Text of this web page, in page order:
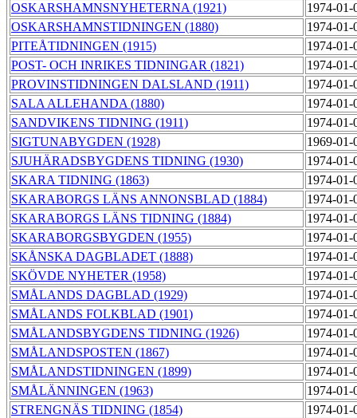
OSKARSHAMNSNYHETERNA (1921)
1974-
OSKARSHAMNSTIDNINGEN (1880)
1974-
PITEÅTIDNINGEN (1915)
1974-
POST- OCH INRIKES TIDNINGAR (1821)
1974-
PROVINSTIDNINGEN DALSLAND (1911)
1974-
SALA ALLEHANDA (1880)
1974-
SANDVIKENS TIDNING (1911)
1974-
SIGTUNABYGDEN (1928)
1969-
SJUHÄRADSBYGDENS TIDNING (1930)
1974-
SKARA TIDNING (1863)
1974-
SKARABORGS LÄNS ANNONSBLAD (1884)
1974-
SKARABORGS LÄNS TIDNING (1884)
1974-
SKARABORGSBYGDEN (1955)
1974-
SKÅNSKA DAGBLADET (1888)
1974-
SKÖVDE NYHETER (1958)
1974-
SMÅLANDS DAGBLAD (1929)
1974-
SMÅLANDS FOLKBLAD (1901)
1974-
SMÅLANDSBYGDENS TIDNING (1926)
1974-
SMÅLANDSPOSTEN (1867)
1974-
SMÅLANDSTIDNINGEN (1899)
1974-
SMÅLÄNNINGEN (1963)
1974-
STRENGNÄS TIDNING (1854)
1974-